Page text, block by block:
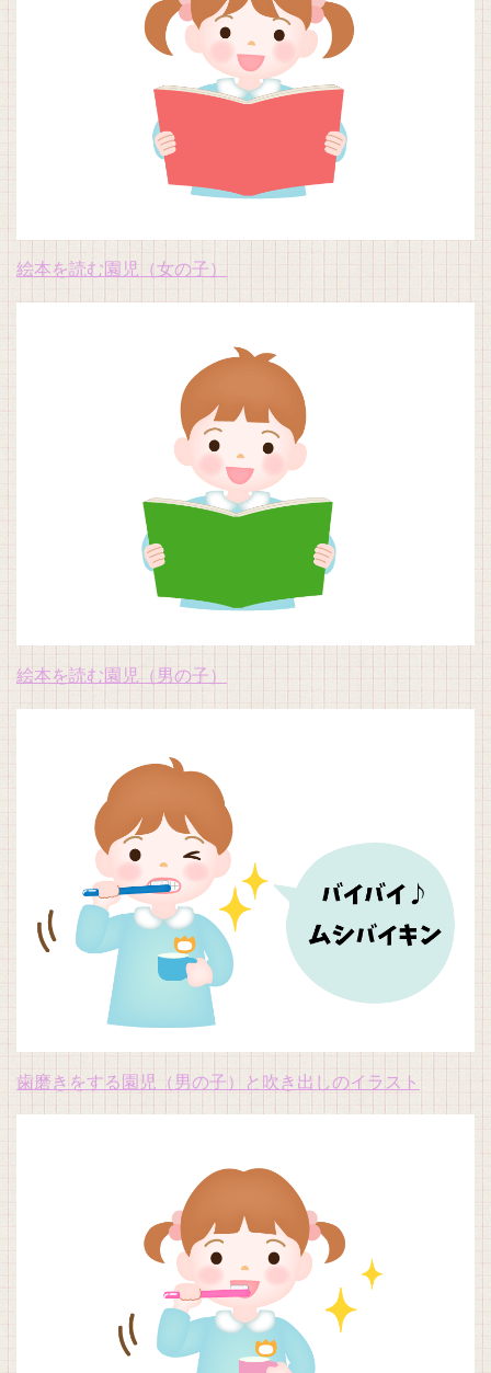
絵本を読む園児（女の子）
絵本を読む園児（男の子）
歯磨きをする園児（男の子）と吹き出しのイラスト